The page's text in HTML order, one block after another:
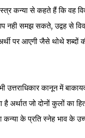
कन्या से कहते हैं कि वह
नही समझ सकते, उद्वह से
पर आएगी जैसे थोथे शब्दों
कानून में
है अर्थात जो दोनों कुलों का
के प्रति स्नेह भाव के